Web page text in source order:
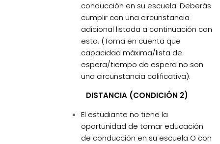
conducción en su escuela. Deberás
cumplir con una circunstancia
adicional listada a continuación con
esto. (Toma en cuenta que
capacidad máxima/lista de
espera/tiempo de espera no son
una circunstancia calificativa).
DISTANCIA (CONDICIÓN 2)
El estudiante no tiene la
oportunidad de tomar educación
de conducción en su escuela O con